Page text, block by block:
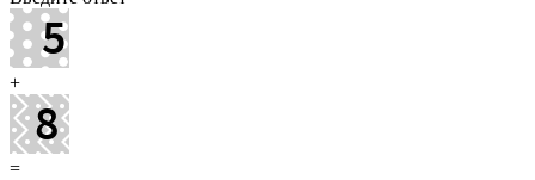
+
=